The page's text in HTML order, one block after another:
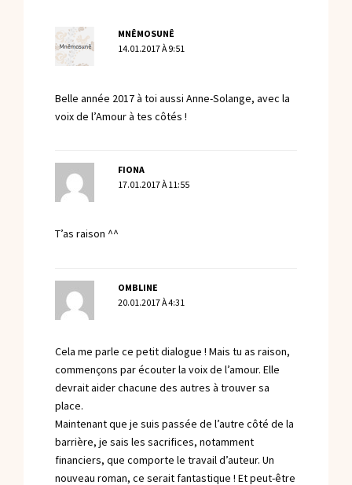
MNÊMOSUNÊ
14.01.2017 À 9:51
Belle année 2017 à toi aussi Anne-Solange, avec la
voix de l’Amour à tes côtés !
FIONA
17.01.2017 À 11:55
T’as raison ^^
OMBLINE
20.01.2017 À 4:31
Cela me parle ce petit dialogue ! Mais tu as raison,
commençons par écouter la voix de l’amour. Elle
devrait aider chacune des autres à trouver sa
place.
Maintenant que je suis passée de l’autre côté de la
barrière, je sais les sacrifices, notamment
financiers, que comporte le travail d’auteur. Un
nouveau roman, ce serait fantastique ! Et peut-être